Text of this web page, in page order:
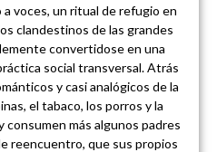
voces, un ritual de refugio en
clandestinos de las grandes
convertidose en una
social transversal. Atrás
y casi analógicos de la
el tabaco, los porros y la
consumen más algunos padres
reencuentro, que sus propios